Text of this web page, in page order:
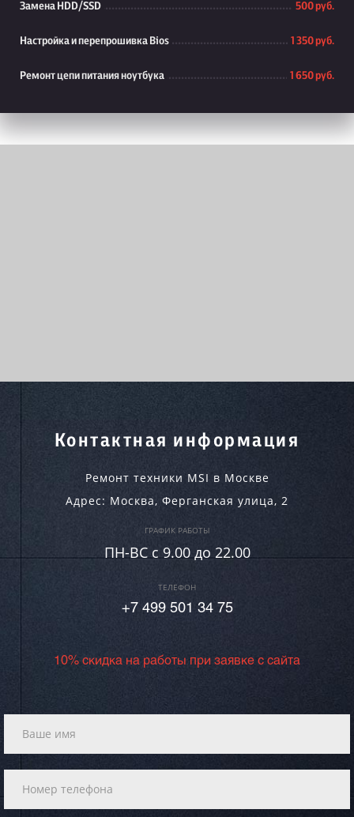
Замена HDD/SSD 500 руб.
Настройка и перепрошивка Bios 1 350 руб.
Ремонт цепи питания ноутбука 1 650 руб.
Контактная информация
Ремонт техники MSI в Москве
Адрес: Москва, Ферганская улица, 2
ГРАФИК РАБОТЫ
ПН-ВC c 9.00 до 22.00
ТЕЛЕФОН
+7 499 501 34 75
10% скидка на работы при заявке с сайта